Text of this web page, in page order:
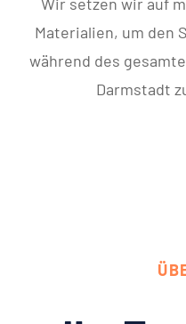
Materialien, um den
während des
Darmstadt